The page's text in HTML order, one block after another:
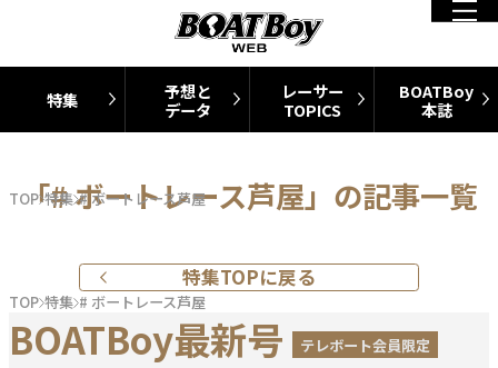
特集
予想と
データ
レーサー
TOPICS
BOATBoy
本誌
TOP 特集 # ボートレース芦屋
「# ボートレース芦屋」の記事一覧
特集TOPに戻る
TOP 特集 # ボートレース芦屋
BOATBoy最新号 テレボート会員限定